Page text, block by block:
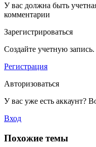
У вас должна быть
комментарии
Зарегистрироваться
Создайте учетную
Регистрация
Авторизоваться
У вас уже есть аккаунт?
Вход
Похожие темы